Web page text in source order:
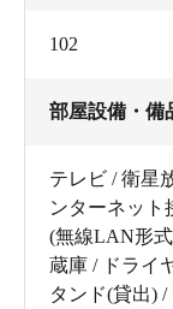
102
部屋設備・備
テレビ / 衛星
ンターネット
(無線LAN形
蔵庫 / ドライ
タンド(貸出)